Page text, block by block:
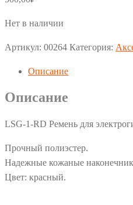
Нет в наличии
Артикул: 00264 Категория:
Описание
Описание
LSG-1-RD Ремень для
Прочный полиэстер.
Надежные кожаные
Цвет: красный.